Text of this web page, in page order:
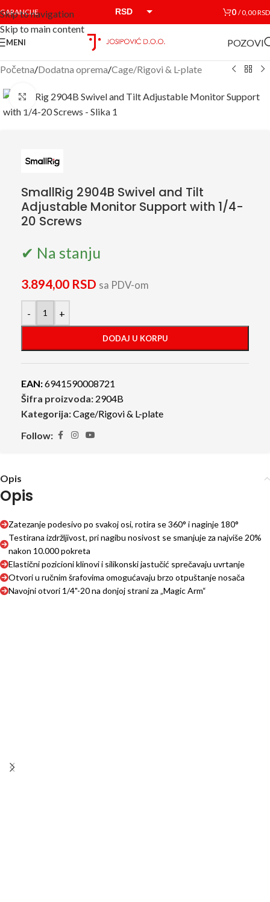
Skip to navigation
Skip to main content
GARANCIJE RSD 0 /0,00RSD
MENI POZOVI
Početna/Dodatna oprema/Cage/Rigovi & L-plate
Click to enlarge
SmallRig 2904B Swivel and Tilt
Adjustable Monitor Support with 1/4-
20 Screws
✔ Na stanju
3.894,00 RSD sa PDV-om
- +
DODAJ U KORPU
EAN:6941590008721
Šifra proizvoda: 2904B
Kategorija:Cage/Rigovi & L-plate
Follow:
Opis
Opis
Zatezanje podesivo po svakoj osi, rotira se 360° i naginje 180°
Testirana izdržljivost, pri nagibu nosivost se smanjuje za najviše 20%
nakon 10.000 pokreta
Elastični pozicioni klinovi i silikonski jastučić sprečavaju uvrtanje
Otvori u ručnim šrafovima omogućavaju brzo otpuštanje nosača
Navojni otvori 1/4"-20 na donjoj strani za „Magic Arm“